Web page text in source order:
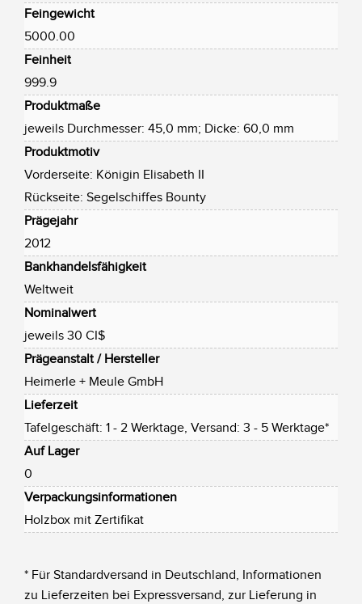
Feingewicht
5000.00
Feinheit
999.9
Produktmaße
jeweils Durchmesser: 45,0 mm; Dicke: 60,0 mm
Produktmotiv
Vorderseite: Königin Elisabeth II
Rückseite: Segelschiffes Bounty
Prägejahr
2012
Bankhandelsfähigkeit
Weltweit
Nominalwert
jeweils 30 CI$
Prägeanstalt / Hersteller
Heimerle + Meule GmbH
Lieferzeit
Tafelgeschäft: 1 - 2 Werktage, Versand: 3 - 5 Werktage*
Auf Lager
0
Verpackungsinformationen
Holzbox mit Zertifikat
* Für Standardversand in Deutschland, Informationen
zu Lieferzeiten bei Expressversand, zur Lieferung in